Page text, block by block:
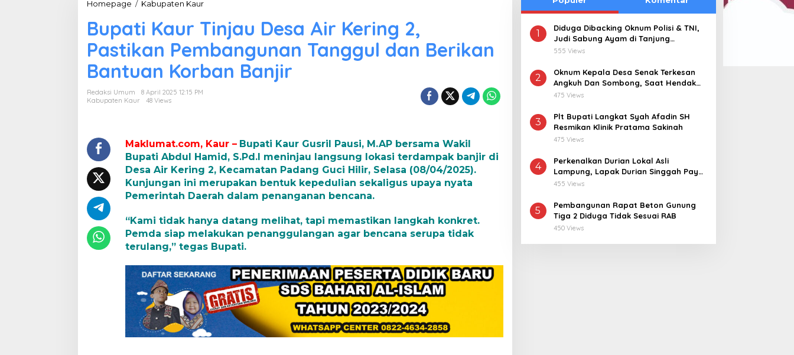
Homepage / Kabupaten Kaur
p
a
t
K
a
u
D
e
s
i
r
K
r
i
n
g
2
,
P
Bupati Kaur Tinjau Desa Air Kering 2,
Pastikan Pembangunan Tanggul dan Berikan
Bantuan Korban Banjir
Redaksi Umum
8 April 2025 12:15 PM
Kabupaten Kaur
48 Views
Maklumat.com, Kaur – Bupati Kaur Gusril Pausi, M.AP bersama Wakil
Bupati Abdul Hamid, S.Pd.I meninjau langsung lokasi terdampak banjir di
Desa Air Kering 2, Kecamatan Padang Guci Hilir, Selasa (08/04/2025).
Kunjungan ini merupakan bentuk kepedulian sekaligus upaya nyata
Pemerintah Daerah dalam penanganan bencana.
“Kami tidak hanya datang melihat, tapi memastikan langkah konkret.
Pemda siap melakukan penanggulangan agar bencana serupa tidak
terulang,” tegas Bupati.
1
Diduga Dibacking Oknum Polisi & TNI,
Judi Sabung Ayam di Tanjung
Kemuning “Kebal Hukum”
555 Views
2
Oknum Kepala Desa Senak Terkesan
Angkuh Dan Sombong, Saat Hendak
Dikonfirmasi Realisasi Dana Desa 2021-
475 Views
3
Plt Bupati Langkat Syah Afadin SH
Resmikan Klinik Pratama Sakinah
475 Views
4
Perkenalkan Durian Lokal Asli
Lampung, Lapak Durian Singgah Pay
kini Hadir di Lampung Timur
455 Views
5
Pembangunan Rapat Beton Gunung
Tiga 2 Diduga Tidak Sesuai RAB
450 Views